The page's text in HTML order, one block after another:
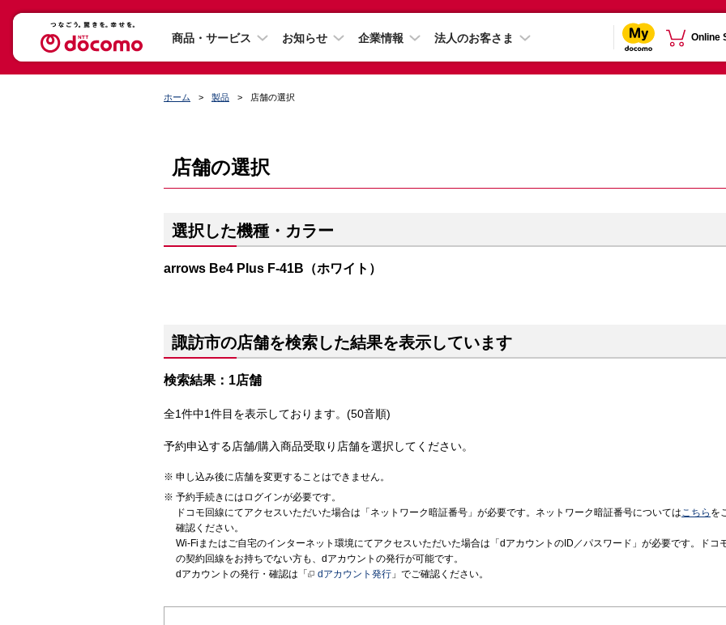
商品・サービス お知らせ 企業情報 法人のお客さま Online
ホーム 製品 店舗の選択
店舗の選択
選択した機種・カラー
arrows Be4 Plus F-41B（ホワイト）
諏訪市の店舗を検索した結果を表示しています
検索結果：1店舗
全1件中1件目を表示しております。(50音順)
予約申込する店舗/購入商品受取り店舗を選択してください。
申し込み後に店舗を変更することはできません。
予約手続きにはログインが必要です。
ドコモ回線にてアクセスいただいた場合は「ネットワーク暗証番号」が必要です。ネットワーク暗証番号についてはこちら を
確認ください。
Wi-Fiまたはご自宅のインターネット環境にてアクセスいただいた場合は「dアカウントのID／パスワード」が必要です。ドコ
の契約回線をお持ちでない方も、dアカウントの発行が可能です。
dアカウントの発行・確認は「
dアカウント発行 」でご確認ください。